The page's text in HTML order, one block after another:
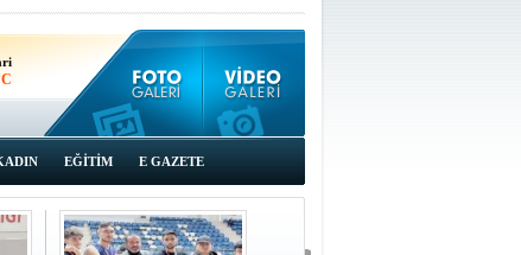
EĞİTİM E GAZETE